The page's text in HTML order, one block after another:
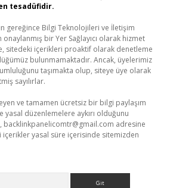
tesadüfidir.
gereğince Bilgi Teknolojileri ve İletişim
onaylanmış bir Yer Sağlayıcı olarak hizmet
sitedeki içerikleri proaktif olarak denetleme
bulunmamaktadır. Ancak, üyelerimiz
taşımakta olup, siteye üye olarak
sayılırlar.
ve tamamen ücretsiz bir bilgi paylaşım
düzenlemelere aykırı olduğunu
backlinkpanelicomtr@gmail.com adresine
yasal süre içerisinde sitemizden